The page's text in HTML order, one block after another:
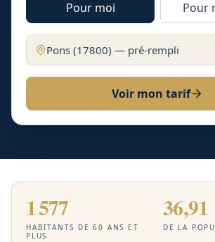
Pour moi Pour
Pons (17800) — pré-rempli
Voir mon tarif
1 577
HABITANTS DE 60 ANS ET
PLUS
DE LA